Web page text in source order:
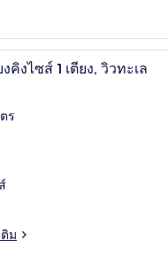
ห้องดีลักซ์
คิงไซส์ 1 เตียง, วิวทะเล
ร
ม